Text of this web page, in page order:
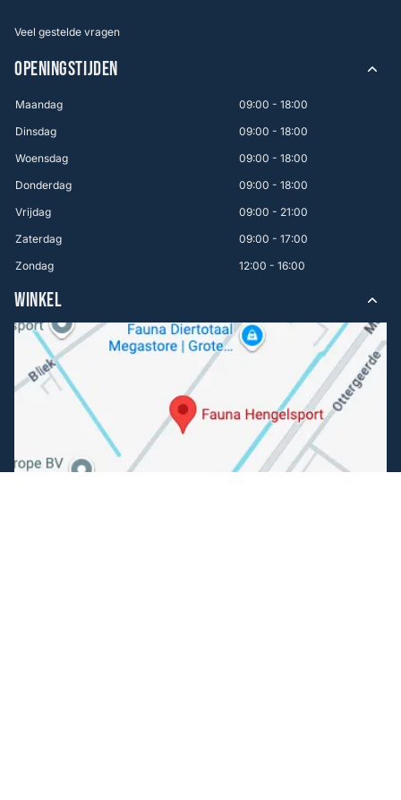
Veel gestelde vragen
OPENINGSTIJDEN
Maandag
09:00 - 18:00
Dinsdag
09:00 - 18:00
Woensdag
09:00 - 18:00
Donderdag
09:00 - 18:00
Vrijdag
09:00 - 21:00
Zaterdag
09:00 - 17:00
Zondag
12:00 - 16:00
WINKEL